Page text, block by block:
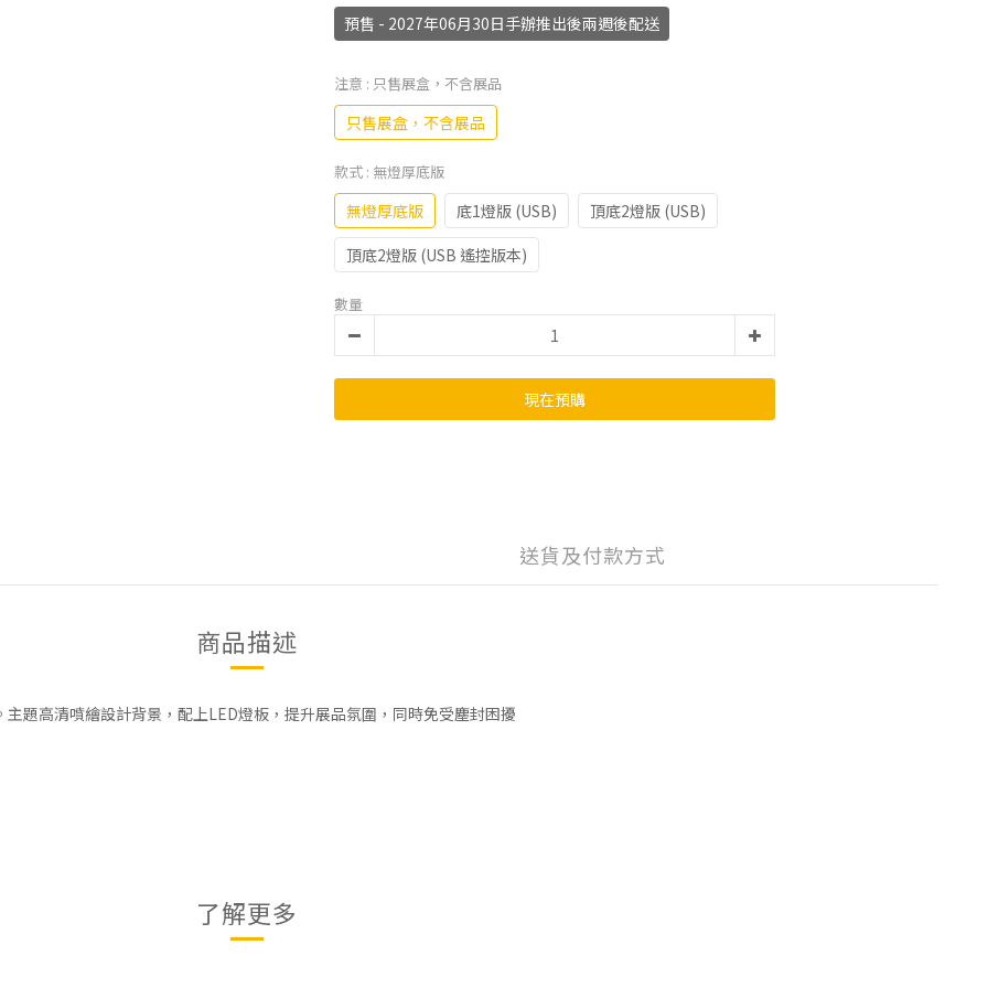
預售 - 2027年06月30日手辦推出後兩週後配送
注意 : 只售展盒，不含展品
只售展盒，不含展品
款式 : 無燈厚底版
無燈厚底版 底1燈版 (USB)
頂底2燈版 (USB)
頂底2燈版 (USB 遙控版本)
數量
現在預購
送貨及付款方式
商品描述
題高清噴繪設計背景，配上LED燈板，提升展品氛圍，同時免受塵封困擾
了解更多